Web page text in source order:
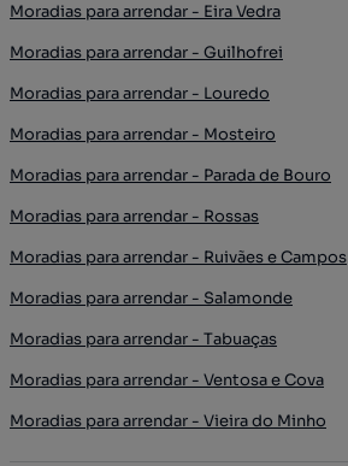
Moradias para arrendar - Eira Vedra
Moradias para arrendar - Guilhofrei
Moradias para arrendar - Louredo
Moradias para arrendar - Mosteiro
Moradias para arrendar - Parada de Bouro
Moradias para arrendar - Rossas
Moradias para arrendar - Ruivães e Campos
Moradias para arrendar - Salamonde
Moradias para arrendar - Tabuaças
Moradias para arrendar - Ventosa e Cova
Moradias para arrendar - Vieira do Minho